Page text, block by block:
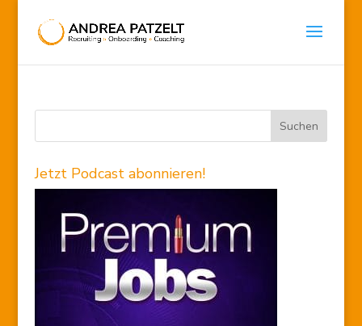
Jetzt Podcast abonnieren!